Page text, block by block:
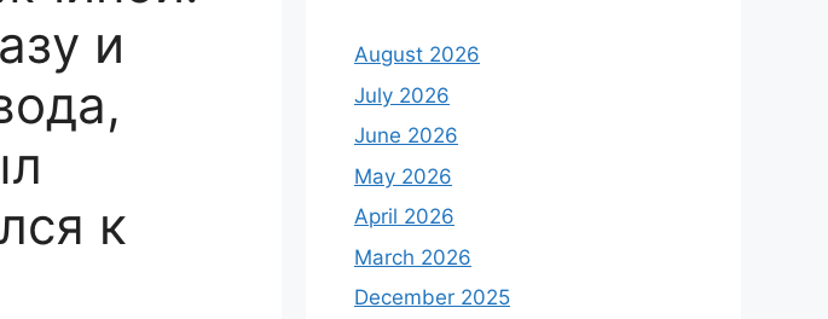
и
к
August 2026
July 2026
June 2026
May 2026
April 2026
March 2026
December 2025